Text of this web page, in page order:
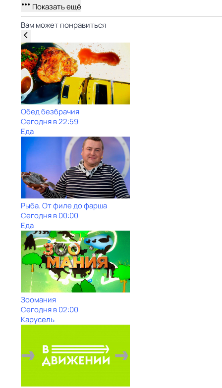
Показать ещё
Вам может понравиться
Обед безбрачия
Сегодня в 22:59
Еда
Рыба. От филе до фарша
Сегодня в 00:00
Еда
Зоомания
Сегодня в 02:00
Карусель